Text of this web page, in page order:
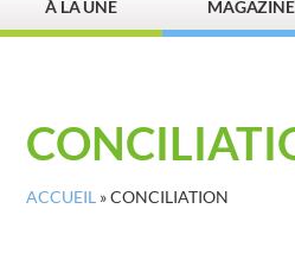
À LA UNE MAGAZINE
ACCUEIL »CONCILIATION